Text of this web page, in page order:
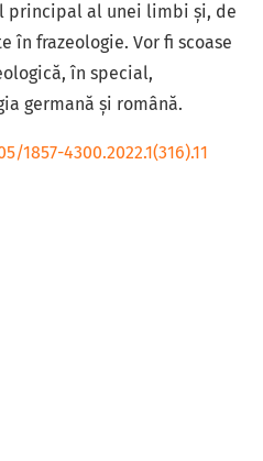
principal al unei limbi și, de
în frazeologie. Vor fi scoase
în special,
germană și română.
1857-4300.2022.1(316).11